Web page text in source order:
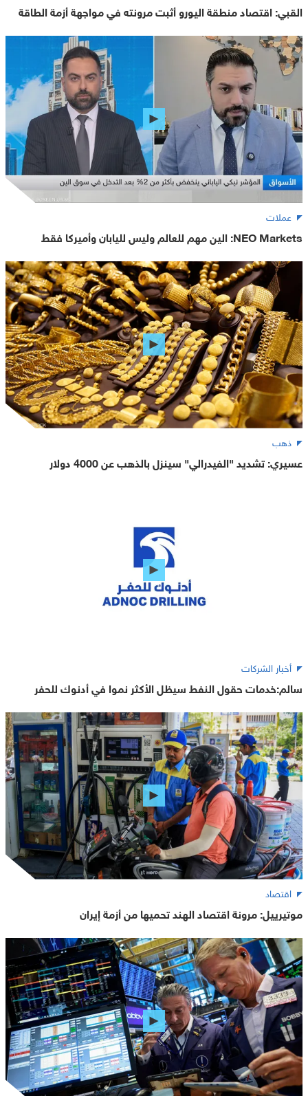
القبي: اقتصاد منطقة اليورو أثبت مرونته في مواجهة أزمة الطاقة
عملات
NEO Markets: الين مهم للعالم وليس لليابان وأميركا فقط
ذهب
عسيري: تشديد "الفيدرالي" سينزل بالذهب عن 4000 دولار
أخبار الشركات
سالم:خدمات حقول النفط سيظل الأكثر نموا في أدنوك للحفر
اقتصاد
موتيرييل: مرونة اقتصاد الهند تحميها من أزمة إيران